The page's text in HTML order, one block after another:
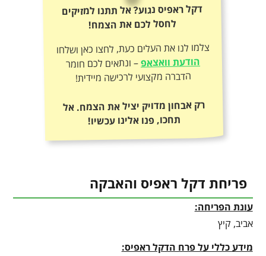
דקל ראפיס נגוע? אל תתנו למזיקים
לחסל לכם את הצמח!
צלמו לנו את העלים כעת, לחצו כאן ושלחו
הודעת וואצאפ– ונתאים לכם חומר
הדברה מקצועי לרכישה מיידית!
רק אבחון מדויק יציל את הצמח. אל
תחכו, פנו אלינו עכשיו!
פריחת דקל ראפיס והאבקה
עונת הפריחה:
אביב, קיץ
מידע כללי על פרח הדקל ראפיס: